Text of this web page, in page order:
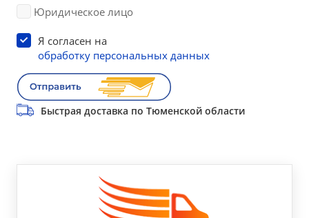
Юридическое лицо
Я согласен на
обработку персональных данных
Быстрая доставка по Тюменской области